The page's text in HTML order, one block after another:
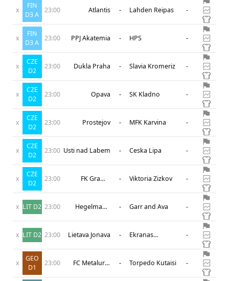
x
FIN
D3 A
23:00 Atlantis - Lahden Reipas -
x
FIN
D3 A
23:00 PPJ Akatemia - HPS -
x
CZE
D2
23:00 Dukla Praha - Slavia Kromeriz -
x
CZE
D2
23:00 Opava - SK Kladno -
x
CZE
D2
23:00 Prostejov - MFK Karvina -
x
CZE
D2
23:00 Usti nad Labem - Ceska Lipa -
x
CZE
D2
23:00
FK Graffin
- Viktoria Zizkov -
x LIT D2 23:00
Hegelmann
- Garr and Ava -
x LIT D2 23:00 Lietava Jonava -
Ekranas
-
x
GEO
D1
23:00
FC Metalurgi
- Torpedo Kutaisi -